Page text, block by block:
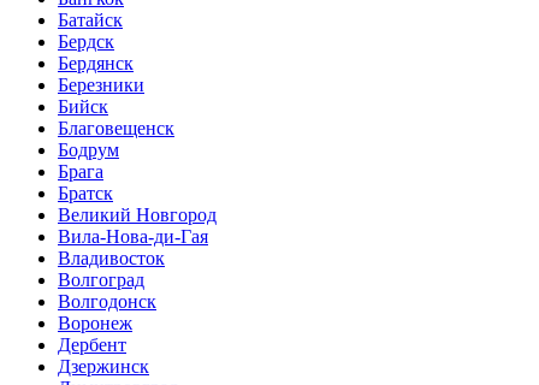
Батайск
Бердск
Бердянск
Березники
Бийск
Благовещенск
Бодрум
Брага
Братск
Великий Новгород
Вила-Нова-ди-Гая
Владивосток
Волгоград
Волгодонск
Воронеж
Дербент
Дзержинск